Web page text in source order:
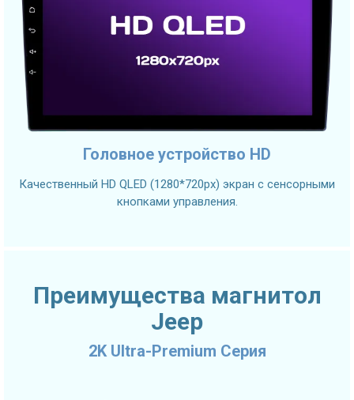
Головное устройство HD
Качественный HD QLED (1280*720px) экран с сенсорными
кнопками управления.
Преимущества магнитол
Jeep
2K Ultra-Premium Серия